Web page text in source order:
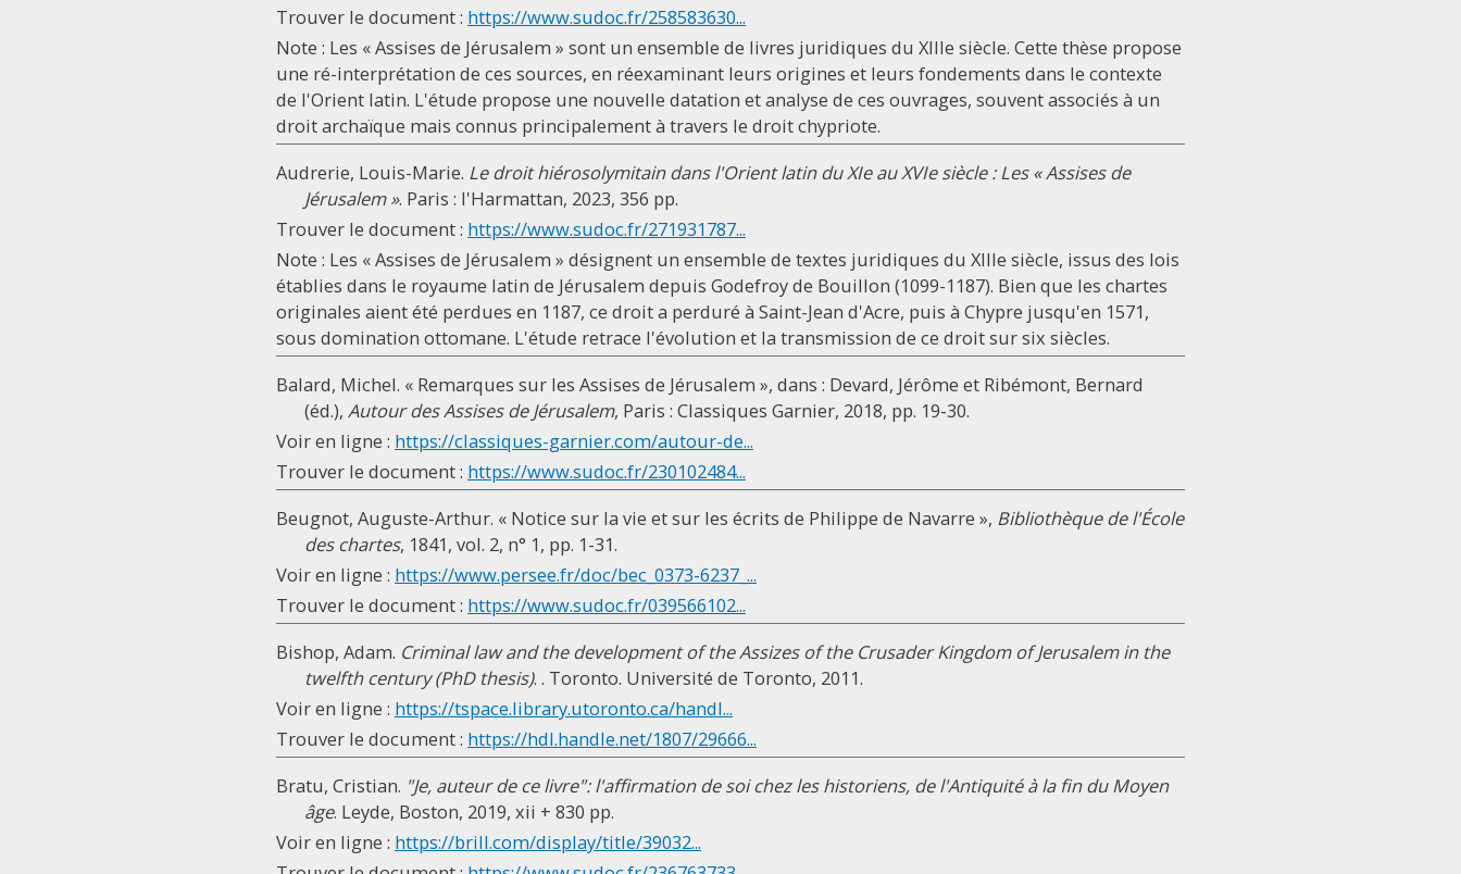
Trouver le document : https://www.sudoc.fr/258583630...
Note : Les « Assises de Jérusalem » sont un ensemble de livres juridiques du XIIIe siècle. Cette thèse propose
une ré-interprétation de ces sources, en réexaminant leurs origines et leurs fondements dans le contexte
de l'Orient latin. L'étude propose une nouvelle datation et analyse de ces ouvrages, souvent associés à un
droit archaïque mais connus principalement à travers le droit chypriote.
Audrerie, Louis-Marie. Le droit hiérosolymitain dans l'Orient latin du XIe au XVIe siècle : Les « Assises de
Jérusalem ». Paris : l'Harmattan, 2023, 356 pp.
Trouver le document : https://www.sudoc.fr/271931787...
Note : Les « Assises de Jérusalem » désignent un ensemble de textes juridiques du XIIIe siècle, issus des lois
établies dans le royaume latin de Jérusalem depuis Godefroy de Bouillon (1099-1187). Bien que les chartes
originales aient été perdues en 1187, ce droit a perduré à Saint-Jean d'Acre, puis à Chypre jusqu'en 1571,
sous domination ottomane. L'étude retrace l'évolution et la transmission de ce droit sur six siècles.
Balard, Michel. « Remarques sur les Assises de Jérusalem », dans : Devard, Jérôme et Ribémont, Bernard
(éd.), Autour des Assises de Jérusalem, Paris : Classiques Garnier, 2018, pp. 19-30.
Voir en ligne : https://classiques-garnier.com/autour-de...
Trouver le document : https://www.sudoc.fr/230102484...
Beugnot, Auguste-Arthur. « Notice sur la vie et sur les écrits de Philippe de Navarre », Bibliothèque de l'École
des chartes, 1841, vol. 2, n° 1, pp. 1-31.
Voir en ligne : https://www.persee.fr/doc/bec_0373-6237_...
Trouver le document : https://www.sudoc.fr/039566102...
Bishop, Adam. Criminal law and the development of the Assizes of the Crusader Kingdom of Jerusalem in the
twelfth century (PhD thesis). . Toronto. Université de Toronto, 2011.
Voir en ligne : https://tspace.library.utoronto.ca/handl...
Trouver le document : https://hdl.handle.net/1807/29666...
Bratu, Cristian. "Je, auteur de ce livre": l'affirmation de soi chez les historiens, de l'Antiquité à la fin du Moyen
âge. Leyde, Boston, 2019, xii + 830 pp.
Voir en ligne : https://brill.com/display/title/39032...